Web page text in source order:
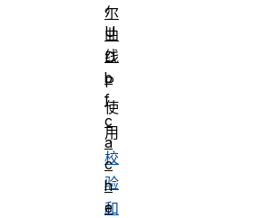
。
U
D
P
使
用
校
验
和
尔
曲
线
b
f
c
a
c
h
e